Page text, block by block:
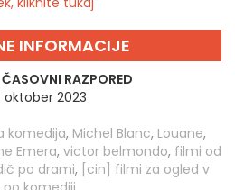
INFORMACIJE
RAZPORED
oktober 2023
komedija, Michel Blanc, Louane,
Emera, victor belmondo, filmi od
po drami, [cin] filmi za ogled v